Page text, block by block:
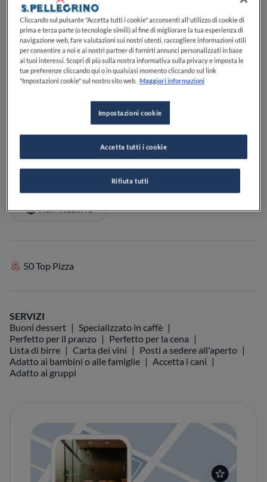
0
Piazza dell'Oro, 600186RomaRMItalia
VEDI SULLA MAPPA
VISIT WEBSITE
50 Top Pizza
SERVIZI
Buoni dessert
Specializzato in caffè
Perfetto per il pranzo
Perfetto per la cena
Lista di birre
Carta dei vini
Posti a sedere all'aperto
Adatto ai bambini o alle famiglie
Accetta i cani
Adatto ai gruppi
Cliccando sul pulsante "Accetta tutti i cookie" acconsenti all'utilizzo di cookie di
prima e terza parte (o tecnologie simili) al fine di migliorare la tua esperienza di
navigazione web, fare valutazioni sui nostri utenti, raccogliere informazioni utili
per consentire a noi e ai nostri partner di fornirti annunci personalizzati in base
ai tuoi interessi. Scopri di più sulla nostra informativa sulla privacy e imposta le
tue preferenze cliccando qui o in qualsiasi momento cliccando sul link
"Impostazioni cookie" sul nostro sito web. Maggiori informazioni
Impostazioni cookie
Rifiuta tutti
Accetta tutti i cookie